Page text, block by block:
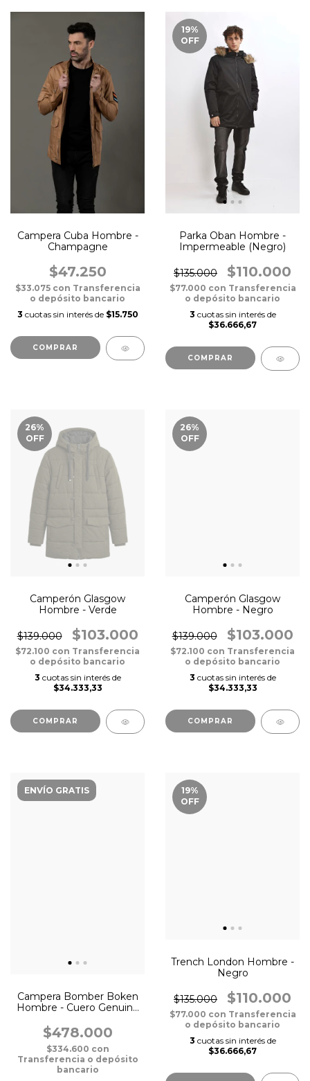
Campera Cuba Hombre -
Champagne
$47.250
$33.075 con Transferencia
o depósito bancario
3 cuotas sin interés de $15.750
COMPRAR
19%
OFF
Parka Oban Hombre -
Impermeable (Negro)
$135.000 $110.000
$77.000 con Transferencia
o depósito bancario
3 cuotas sin interés de
$36.666,67
COMPRAR
26%
OFF
Camperón Glasgow
Hombre - Verde
$139.000 $103.000
$72.100 con Transferencia
o depósito bancario
3 cuotas sin interés de
$34.333,33
COMPRAR
26%
OFF
Camperón Glasgow
Hombre - Negro
$139.000 $103.000
$72.100 con Transferencia
o depósito bancario
3 cuotas sin interés de
$34.333,33
COMPRAR
ENVÍO GRATIS
Campera Bomber Boken
Hombre - Cuero Genuino
$478.000
$334.600 con
Transferencia o depósito
bancario
19%
OFF
Trench London Hombre -
Negro
$135.000 $110.000
$77.000 con Transferencia
o depósito bancario
3 cuotas sin interés de
$36.666,67